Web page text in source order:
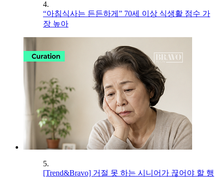
4.
“아침식사는 든든하게” 70세 이상 식생활 점수 가
장 높아
5.
[Trend&Bravo] 거절 못 하는 시니어가 끊어야 할 행